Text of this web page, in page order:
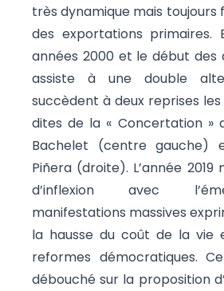
très dynamique mais
des exportations primaires.
années 2000 et le début des
assiste à une double
succèdent à deux reprises
dites de la « Concertation »
Bachelet (centre gauche)
Piñera (droite). L’année
d’inflexion avec
manifestations massives
la hausse du coût de la vie
reformes démocratiques.
débouché sur la proposition